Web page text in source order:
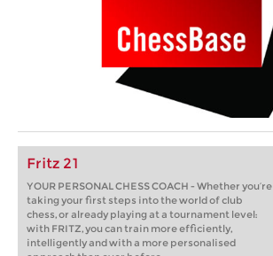
Fritz 21
YOUR PERSONAL CHESS COACH - Whether you’re
taking your first steps into the world of club
chess, or already playing at a tournament level:
with FRITZ, you can train more efficiently,
intelligently and with a more personalised